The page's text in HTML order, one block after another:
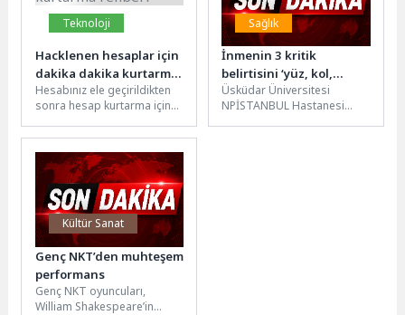
Teknoloji
Hacklenen hesaplar için
dakika dakika kurtarma
rehberi
Hesabınız ele geçirildikten
sonra hesap kurtarma için
hızlı davrandığınız çok...
Sağlık
İnmenin 3 kritik
belirtisini ‘yüz, kol,
konuşma’ şifresiyle
hatırlamak hayat
kurtarır!
Üsküdar Üniversitesi
NPİSTANBUL Hastanesi
Kültür Sanat
Genç NKT’den muhteşem
performans
Genç NKT oyuncuları,
William Shakespeare’in